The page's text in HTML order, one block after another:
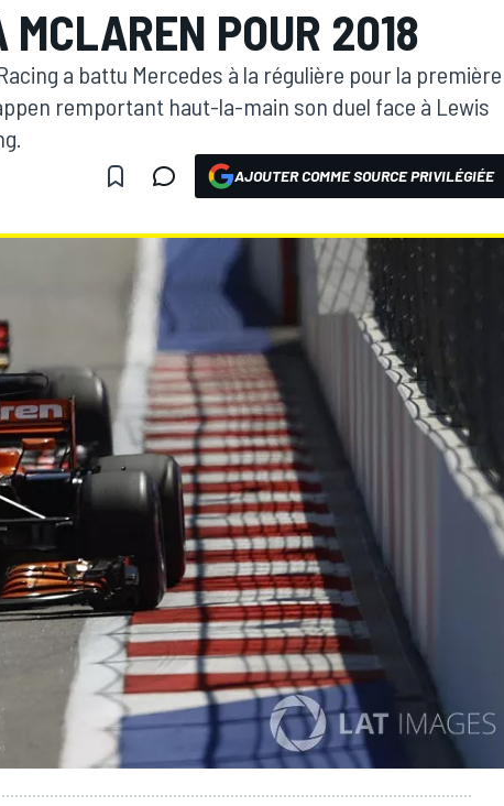
POUR 2018
a battu Mercedes à la régulière pour la première
remportant haut-la-main son duel face à Lewis
AJOUTER COMME SOURCE PRIVILÉGIÉE